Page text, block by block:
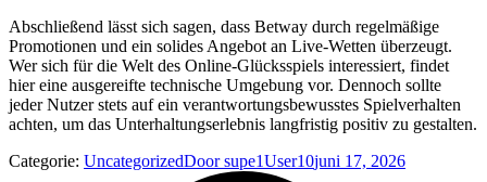
Abschließend lässt sich sagen, dass Betway durch regelmäßige
Promotionen und ein solides Angebot an Live-Wetten überzeugt.
Wer sich für die Welt des Online-Glücksspiels interessiert, findet
hier eine ausgereifte technische Umgebung vor. Dennoch sollte
jeder Nutzer stets auf ein verantwortungsbewusstes Spielverhalten
achten, um das Unterhaltungserlebnis langfristig positiv zu gestalten.
Categorie: UncategorizedDoorsupe1User10juni 17, 2026